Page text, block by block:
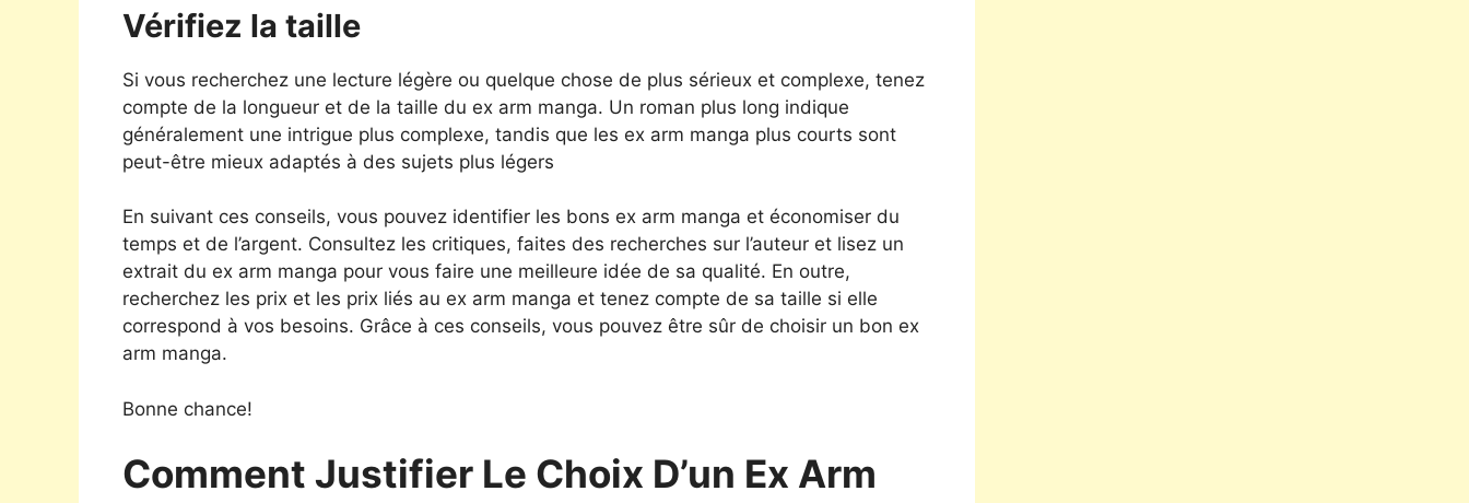
Vérifiez la taille
Si vous recherchez une lecture légère ou quelque chose de plus sérieux et complexe, tenez
compte de la longueur et de la taille du ex arm manga. Un roman plus long indique
généralement une intrigue plus complexe, tandis que les ex arm manga plus courts sont
peut-être mieux adaptés à des sujets plus légers
En suivant ces conseils, vous pouvez identifier les bons ex arm manga et économiser du
temps et de l’argent. Consultez les critiques, faites des recherches sur l’auteur et lisez un
extrait du ex arm manga pour vous faire une meilleure idée de sa qualité. En outre,
recherchez les prix et les prix liés au ex arm manga et tenez compte de sa taille si elle
correspond à vos besoins. Grâce à ces conseils, vous pouvez être sûr de choisir un bon ex
arm manga.
Bonne chance!
Comment Justifier Le Choix D’un Ex Arm